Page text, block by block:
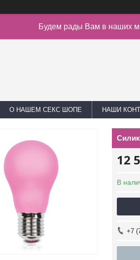
Будем рады Вам в наших
О НАШЕМ СЕКС ШОПЕ НАШИ
12
В
+7